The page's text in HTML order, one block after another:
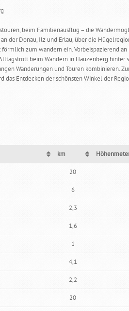
beim Familienausflug – die
der Donau, Ilz und Erlau, über die
zum wandern ein. Vorbeispazierend
beim Wandern in Hauzenberg
Wanderungen und Touren kombinieren.
das Entdecken der schönsten Winkel der
km
20
6
2,3
1,6
1
4,1
2,2
20